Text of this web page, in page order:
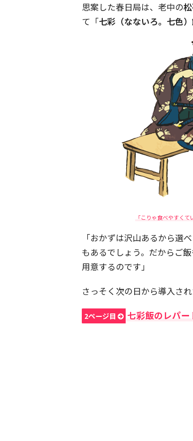
思案した春日局は、老中の
て「七彩（なないろ。七色
「こりゃ食べやすく
「おかずは沢山あるから選
もあるでしょう。だからご
用意するのです」
さっそく次の日から導入さ
2ページ目 七彩飯のレパー